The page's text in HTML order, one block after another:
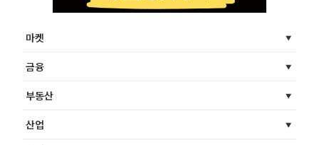
마켓
금융
부동산
산업